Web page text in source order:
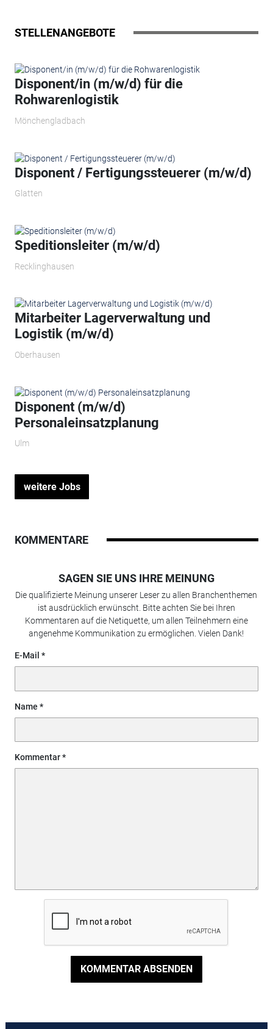
STELLENANGEBOTE
Disponent/in (m/w/d) für die
Rohwarenlogistik
Mönchengladbach
Disponent / Fertigungssteuerer (m/w/d)
Glatten
Speditionsleiter (m/w/d)
Recklinghausen
Mitarbeiter Lagerverwaltung und
Logistik (m/w/d)
Oberhausen
Disponent (m/w/d)
Personaleinsatzplanung
Ulm
weitere Jobs
KOMMENTARE
SAGEN SIE UNS IHRE MEINUNG
Die qualifizierte Meinung unserer Leser zu allen Branchenthemen
ist ausdrücklich erwünscht. Bitte achten Sie bei Ihren
Kommentaren auf die Netiquette, um allen Teilnehmern eine
angenehme Kommunikation zu ermöglichen. Vielen Dank!
E-Mail
Name
Kommentar
KOMMENTAR ABSENDEN